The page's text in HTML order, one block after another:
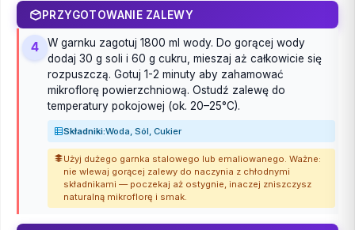
PRZYGOTOWANIE ZALEWY
4
W garnku zagotuj 1800 ml wody. Do gorącej wody
dodaj 30 g soli i 60 g cukru, mieszaj aż całkowicie się
rozpuszczą. Gotuj 1-2 minuty aby zahamować
mikroflorę powierzchniową. Ostudź zalewę do
temperatury pokojowej (ok. 20–25°C).
Składniki:Woda, Sól, Cukier
Użyj dużego garnka stalowego lub emaliowanego. Ważne:
nie wlewaj gorącej zalewy do naczynia z chłodnymi
składnikami — poczekaj aż ostygnie, inaczej zniszczysz
naturalną mikroflorę i smak.